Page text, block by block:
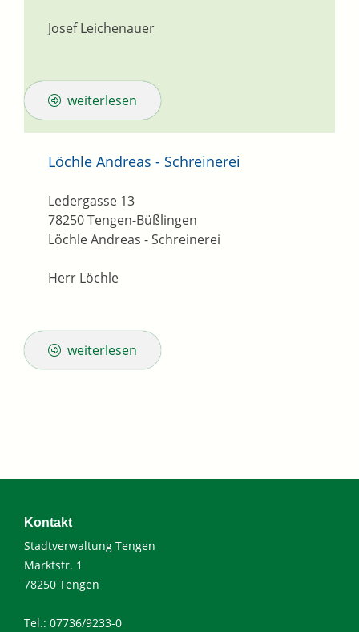
Josef Leichenauer
weiterlesen
Löchle Andreas - Schreinerei
Löchle Andreas - Schreinerei
Ledergasse 13
78250Tengen-Büßlingen
Herr Löchle
weiterlesen
Kontakt
Stadtverwaltung Tengen
Marktstr. 1
78250 Tengen
Tel.: 07736/9233-0